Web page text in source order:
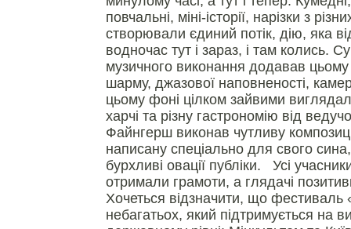
повчальні, міні-історії, нарізки з
створювали єдиний потік, дію, яка
водночас тут і зараз, і там колись.
музичного виконання додавав цьому
шарму, джазової наповненості,
цьому фоні цілком зайвими
харчі та різну гастрономію від
Файнгерш виконав чутливу
написану спеціально для свого
бурхливі овації публіки. Усі
отримали грамоти, а глядачі
Хочеться відзначити, що фестиваль
небагатьох, який підтримується на